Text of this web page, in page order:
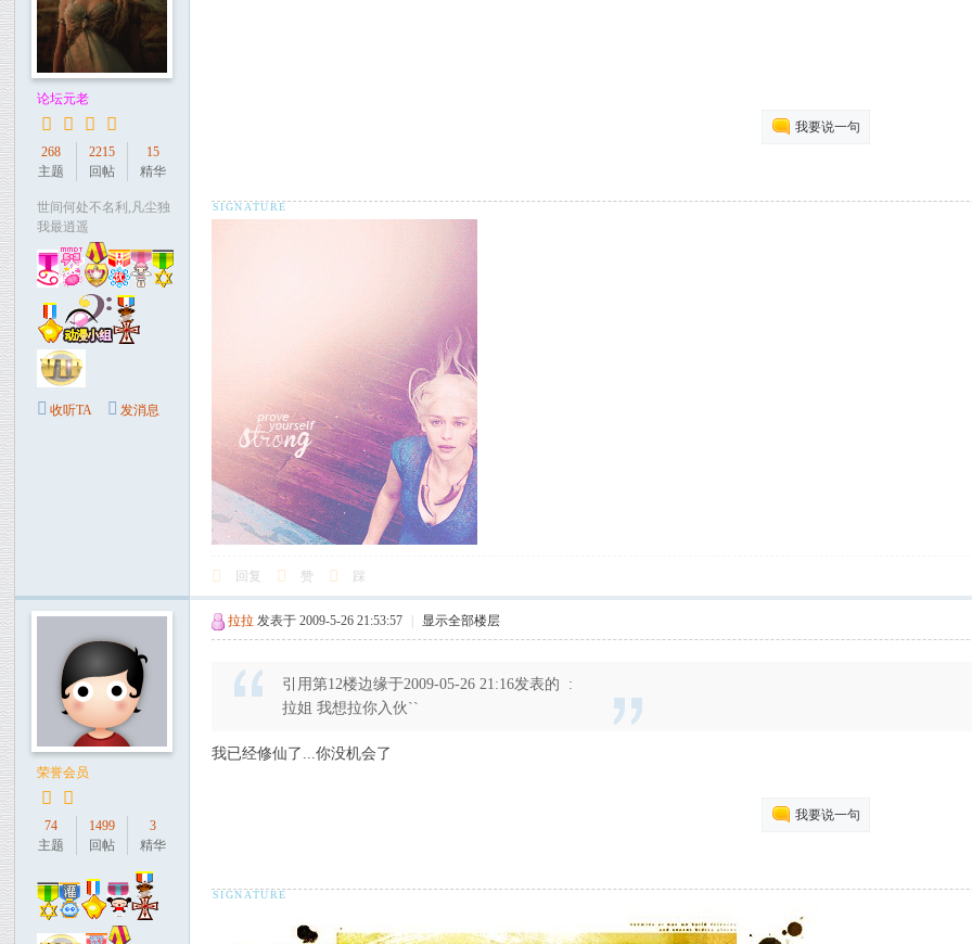
论坛元老
268
主题
2215
回帖
15
精华
世间何处不名利,凡尘独
我最逍遥
收听TA 发消息
我要说一句
回复 赞 踩
荣誉会员
74
主题
1499
回帖
3
精华
拉拉 发表于 2009-5-26 21:53:57 显示全部楼层
引用第12楼边缘于2009-05-26 21:16发表的 :
拉姐 我想拉你入伙``
我已经修仙了...你没机会了
我要说一句